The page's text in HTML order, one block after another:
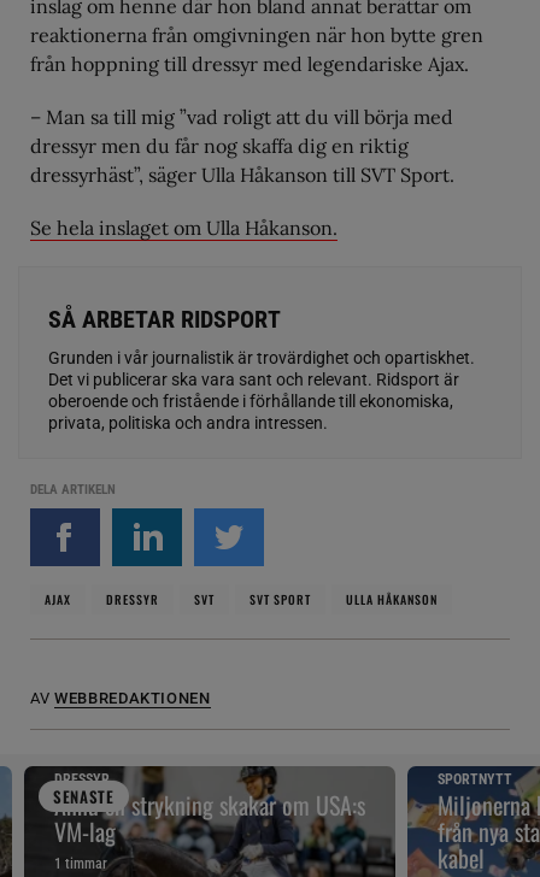
inslag om henne där hon bland annat berättar om
reaktionerna från omgivningen när hon bytte gren
från hoppning till dressyr med legendariske Ajax.
– Man sa till mig ”vad roligt att du vill börja med
dressyr men du får nog skaffa dig en riktig
dressyrhäst”, säger Ulla Håkanson till SVT Sport.
Se hela inslaget om Ulla Håkanson.
SÅ ARBETAR RIDSPORT
Grunden i vår journalistik är trovärdighet och opartiskhet.
Det vi publicerar ska vara sant och relevant. Ridsport är
oberoende och fristående i förhållande till ekonomiska,
privata, politiska och andra intressen.
DELA ARTIKELN
AJAX DRESSYR SVT SVT SPORT ULLA HÅKANSON
AV WEBBREDAKTIONEN
SENASTE
DRESSYR
Ännu en strykning skakar om USA:s
VM-lag
1 timmar
SPORTNYTT
Miljonerna
från nya
kabel